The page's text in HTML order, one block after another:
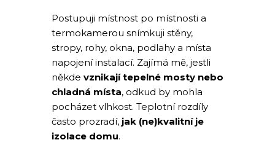
Postupuji místnost po místnosti a
termokamerou snímkuji stěny,
stropy, rohy, okna, podlahy a místa
napojení instalací. Zajímá mě, jestli
někde vznikají tepelné mosty nebo
chladná místa, odkud by mohla
pocházet vlhkost. Teplotní rozdíly
často prozradí, jak (ne)kvalitní je
izolace domu.